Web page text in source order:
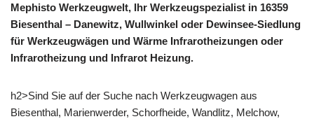
Mephisto Werkzeugwelt, Ihr Werkzeugspezialist in 16359
Biesenthal – Danewitz, Wullwinkel oder Dewinsee-Siedlung
für Werkzeugwägen und Wärme Infrarotheizungen oder
Infrarotheizung und Infrarot Heizung.
h2>Sind Sie auf der Suche nach Werkzeugwagen aus
Biesenthal, Marienwerder, Schorfheide, Wandlitz, Melchow,